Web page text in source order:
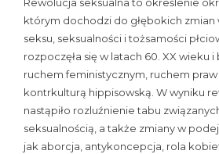
którym dochodzi do głębokich zmian
seksu, seksualności i tożsamości
rozpoczęła się w latach 60. XX wieku i
ruchem feministycznym, ruchem
kontrkulturą hippisowską. W wyniku
nastąpiło rozluźnienie tabu
seksualnością, a także zmiany w
jak aborcja, antykoncepcja, rola